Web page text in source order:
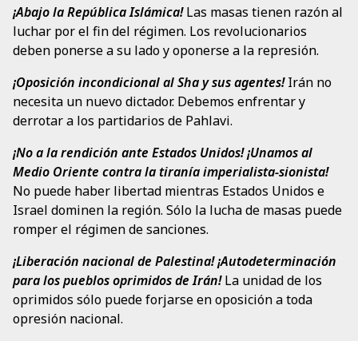
¡Abajo la República Islámica!Las masas tienen razón al
luchar por el fin del régimen. Los revolucionarios
deben ponerse a su lado y oponerse a la represión.
¡Oposición incondicional al Sha y sus agentes!Irán no
necesita un nuevo dictador. Debemos enfrentar y
derrotar a los partidarios de Pahlavi.
¡No a la rendición ante Estados Unidos! ¡Unamos al
Medio Oriente contra la tiranía imperialista-sionista!
No puede haber libertad mientras Estados Unidos e
Israel dominen la región. Sólo la lucha de masas puede
romper el régimen de sanciones.
¡Liberación nacional de Palestina! ¡Autodeterminación
para los pueblos oprimidos de Irán!La unidad de los
oprimidos sólo puede forjarse en oposición a toda
opresión nacional.